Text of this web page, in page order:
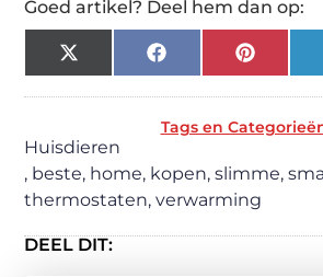
Goed artikel? Deel hem dan op:
X
(Twitter)
Facebook
Tags en
Huisdieren
, beste, home, kopen,slimme,
thermostaten,verwarming
DEEL DIT: